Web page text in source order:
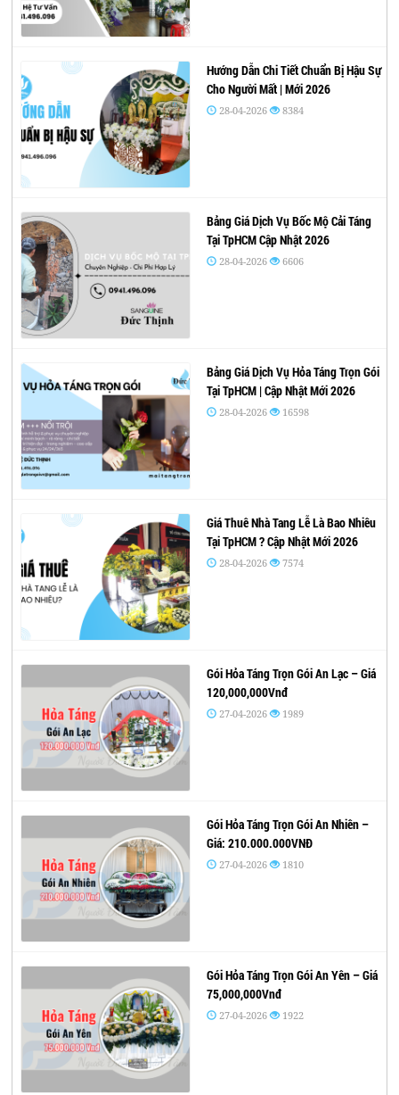
Hướng Dẫn Chi Tiết Chuẩn Bị Hậu Sự
Cho Người Mất | Mới 2026
28-04-2026 8384
Bảng Giá Dịch Vụ Bốc Mộ Cải Táng
Tại TpHCM Cập Nhật 2026
28-04-2026 6606
Bảng Giá Dịch Vụ Hỏa Táng Trọn Gói
Tại TpHCM | Cập Nhật Mới 2026
28-04-2026 16598
Giá Thuê Nhà Tang Lễ Là Bao Nhiêu
Tại TpHCM ? Cập Nhật Mới 2026
28-04-2026 7574
Gói Hỏa Táng Trọn Gói An Lạc – Giá
120,000,000Vnđ
27-04-2026 1989
Gói Hỏa Táng Trọn Gói An Nhiên –
Giá: 210.000.000VNĐ
27-04-2026 1810
Gói Hỏa Táng Trọn Gói An Yên – Giá
75,000,000Vnđ
27-04-2026 1922